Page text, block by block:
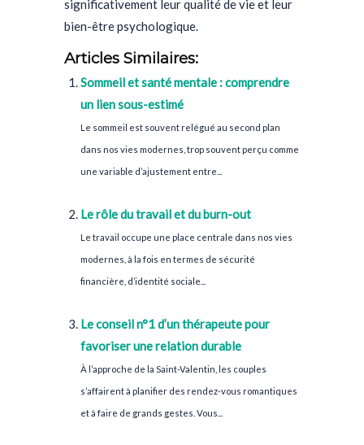
significativement leur qualité de vie et leur
bien-être psychologique.
Articles Similaires:
Sommeil et santé mentale : comprendre
un lien sous-estimé
Le sommeil est souvent relégué au second plan
dans nos vies modernes, trop souvent perçu comme
une variable d’ajustement entre...
Le rôle du travail et du burn-out
Le travail occupe une place centrale dans nos vies
modernes, à la fois en termes de sécurité
financière, d’identité sociale...
Le conseil n°1 d’un thérapeute pour
favoriser une relation durable
À l’approche de la Saint-Valentin, les couples
s’affairent à planifier des rendez-vous romantiques
et à faire de grands gestes. Vous...